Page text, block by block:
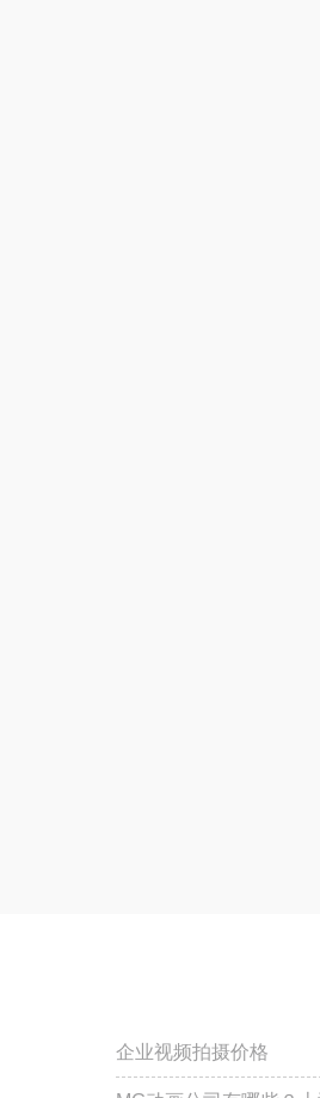
企业视频拍摄价格